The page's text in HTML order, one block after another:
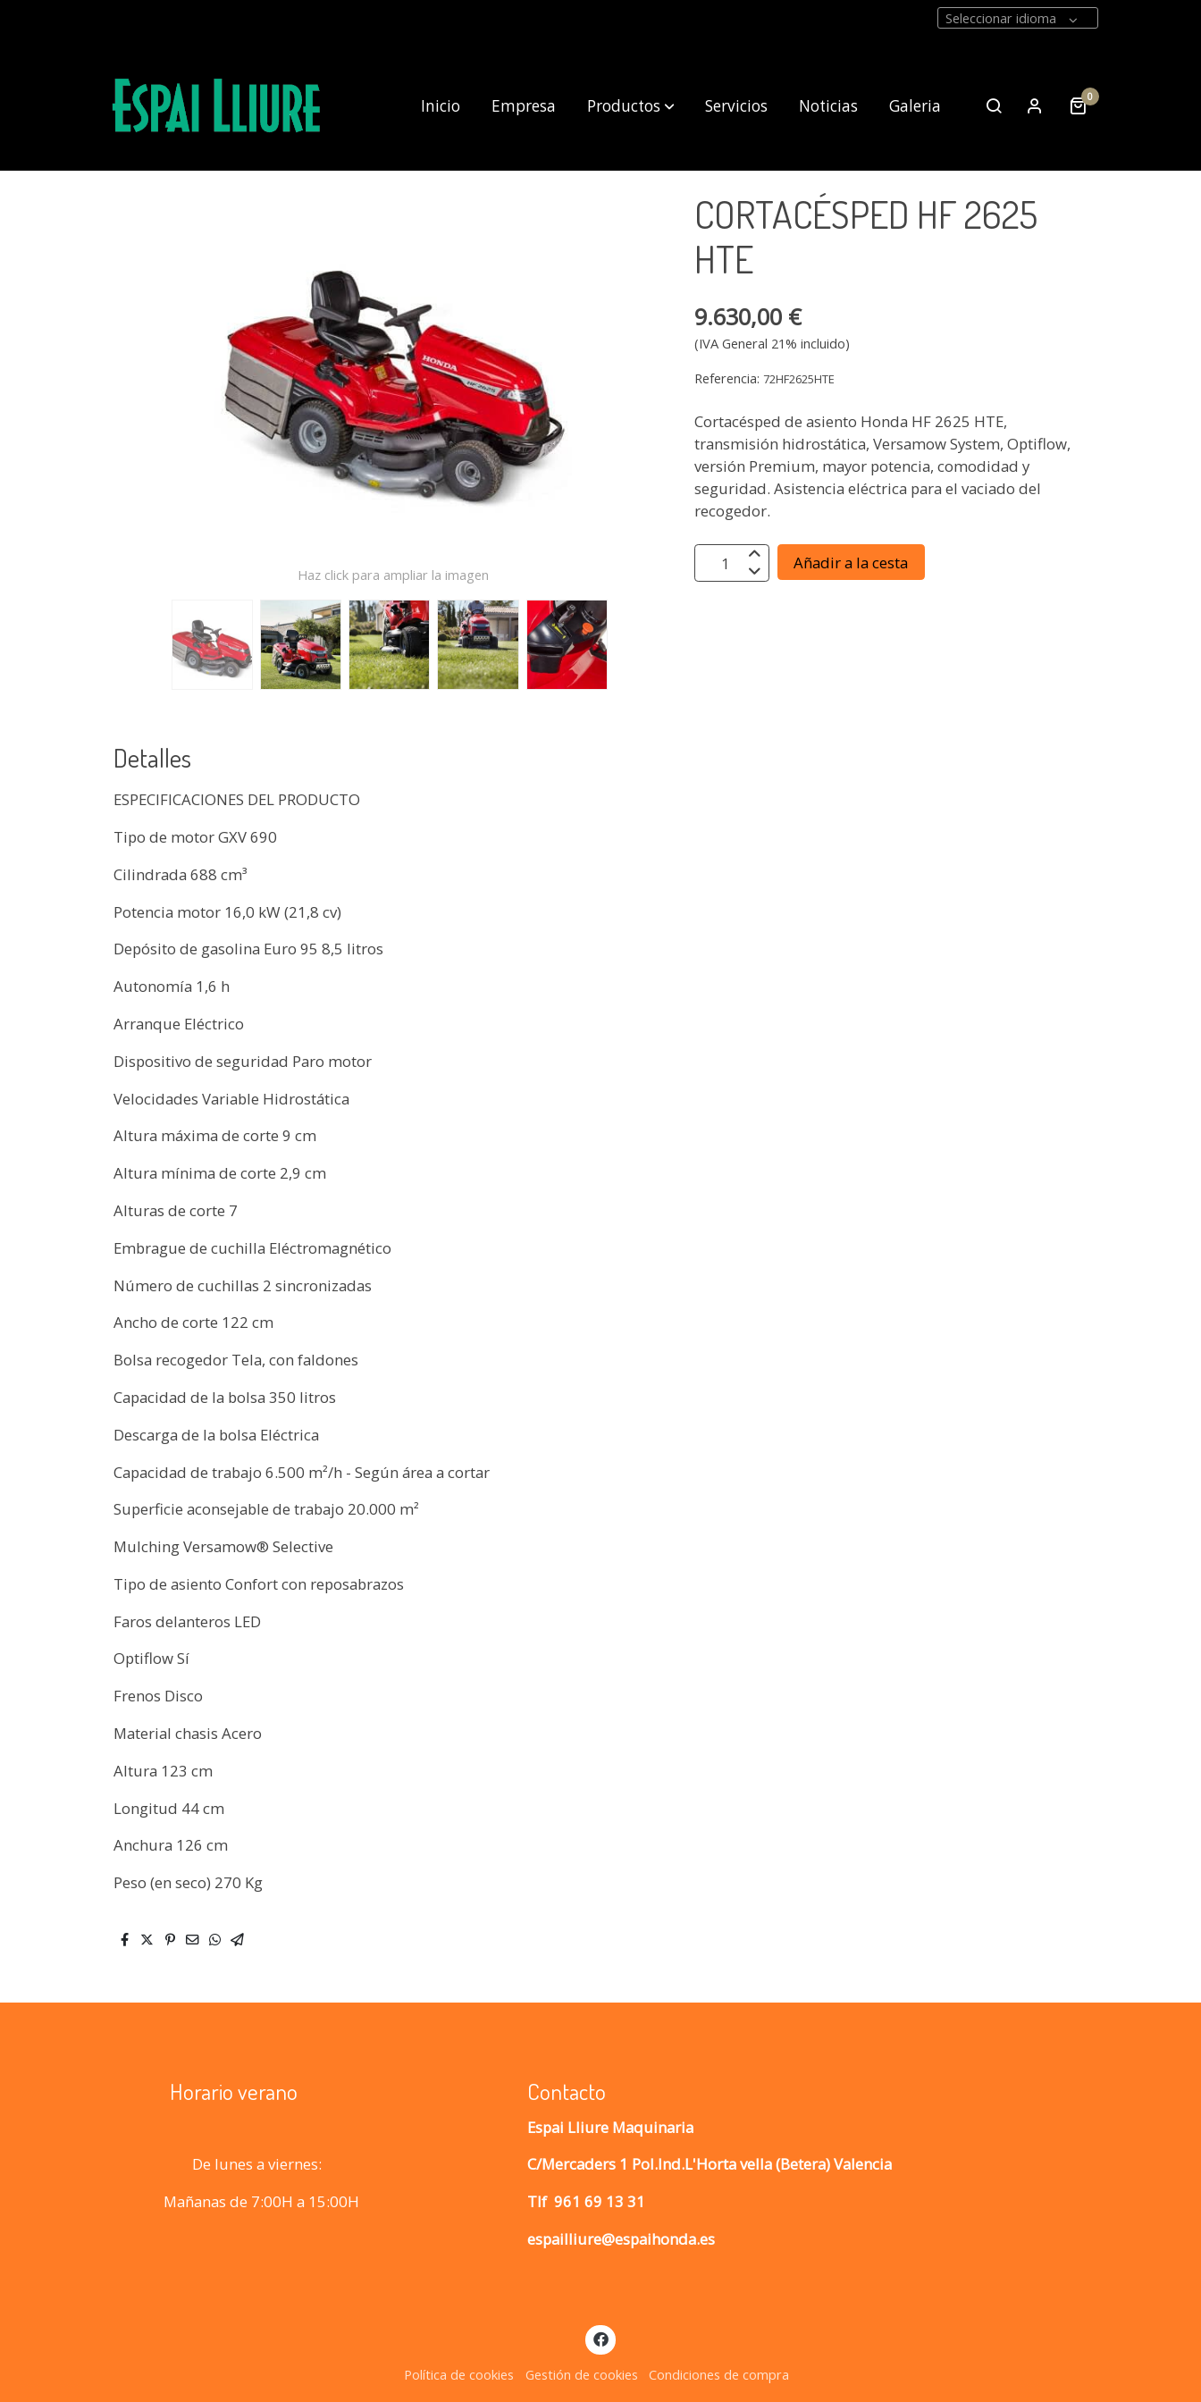
Seleccionar idioma
Inicio Empresa Productos Servicios Noticias Galeria
Contacto
0
Productos CORTACÉSPED HF 2625 HTE
Haz click para ampliar la imagen
Detalles
ESPECIFICACIONES DEL PRODUCTO
Tipo de motor GXV 690
Cilindrada 688 cm³
Potencia motor 16,0 kW (21,8 cv)
Depósito de gasolina Euro 95 8,5 litros
Autonomía 1,6 h
Arranque Eléctrico
Dispositivo de seguridad Paro motor
Velocidades Variable Hidrostática
Altura máxima de corte 9 cm
Altura mínima de corte 2,9 cm
Alturas de corte 7
Embrague de cuchilla Eléctromagnético
Número de cuchillas 2 sincronizadas
Ancho de corte 122 cm
Bolsa recogedor Tela, con faldones
Capacidad de la bolsa 350 litros
Descarga de la bolsa Eléctrica
Capacidad de trabajo 6.500 m²/h - Según área a cortar
Superficie aconsejable de trabajo 20.000 m²
Mulching Versamow® Selective
Tipo de asiento Confort con reposabrazos
Faros delanteros LED
Optiflow Sí
Frenos Disco
Material chasis Acero
Altura 123 cm
Longitud 44 cm
Anchura 126 cm
Peso (en seco) 270 Kg
CORTACÉSPED HF 2625
HTE
9.630,00 €
(IVA General 21% incluido)
Referencia: 72HF2625HTE
Cortacésped de asiento Honda HF 2625 HTE,
transmisión hidrostática, Versamow System, Optiflow,
versión Premium, mayor potencia, comodidad y
seguridad. Asistencia eléctrica para el vaciado del
recogedor.
Añadir a la cesta
Horario verano
De lunes a viernes:
Mañanas de 7:00H a 15:00H
Contacto
Espai Lliure Maquinaria
C/Mercaders 1 Pol.Ind.L'Horta vella (Betera) Valencia
Tlf 961 69 13 31
espailliure@espaihonda.es
Política de cookies Gestión de cookies Condiciones de compra